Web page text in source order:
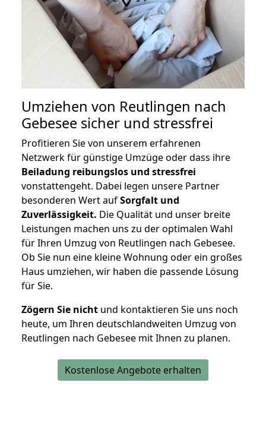
Umziehen von Reutlingen nach
Gebesee sicher und stressfrei
Profitieren Sie von unserem erfahrenen
Netzwerk für günstige Umzüge oder dass ihre
Beiladung reibungslos und stressfrei
vonstattengeht. Dabei legen unsere Partner
besonderen Wert aufSorgfalt und
Zuverlässigkeit. Die Qualität und unser breite
Leistungen machen uns zu der optimalen Wahl
für Ihren Umzug von Reutlingen nach Gebesee.
Ob Sie nun eine kleine Wohnung oder ein großes
Haus umziehen, wir haben die passende Lösung
für Sie.
Zögern Sie nicht und kontaktieren Sie uns noch
heute, um Ihren deutschlandweiten Umzug von
Reutlingen nach Gebesee mit Ihnen zu planen.
Kostenlose Angebote erhalten